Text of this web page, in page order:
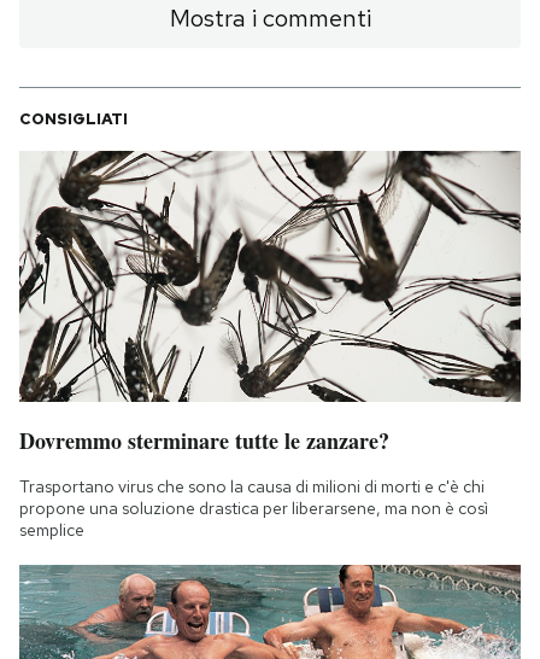
Mostra i commenti
CONSIGLIATI
Dovremmo sterminare tutte le zanzare?
Trasportano virus che sono la causa di milioni di morti e c'è chi
propone una soluzione drastica per liberarsene, ma non è così
semplice